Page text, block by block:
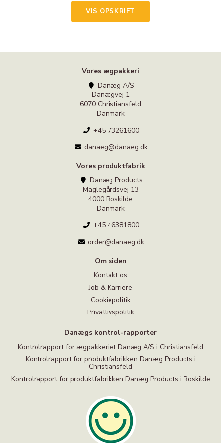
VIS OPSKRIFT
Vores ægpakkeri
Danæg A/S
Danægvej 1
6070 Christiansfeld
Danmark
+45 73261600
danaeg@danaeg.dk
Vores produktfabrik
Danæg Products
Maglegårdsvej 13
4000 Roskilde
Danmark
+45 46381800
order@danaeg.dk
Om siden
Kontakt os
Job & Karriere
Cookiepolitik
Privatlivspolitik
Danægs kontrol-rapporter
Kontrolrapport for ægpakkeriet Danæg A/S i Christiansfeld
Kontrolrapport for produktfabrikken Danæg Products i
Christiansfeld
Kontrolrapport for produktfabrikken Danæg Products i Roskilde